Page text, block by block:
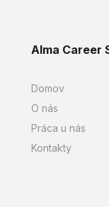
Alma Career
Domov
O nás
Práca u nás
Kontakty